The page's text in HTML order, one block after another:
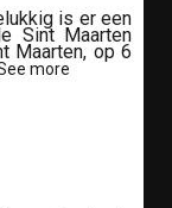
is er een
Sint Maarten
Maarten, op 6
more